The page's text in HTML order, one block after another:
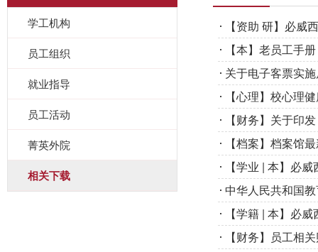
学工机构
员工组织
就业指导
员工活动
菁英外院
相关下载
【资助 研】必威
【本】老员工手
关于电子客票实
【心理】校心理
【财务】关于印
【档案】档案馆
【学业 | 本】必
中华人民共和国
【学籍 | 本】必
【财务】员工相